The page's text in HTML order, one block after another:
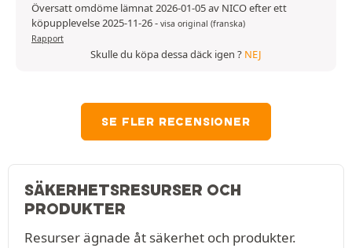
Översatt omdöme lämnat 2026-01-05 av NICO efter ett
köpupplevelse 2025-11-26- visa original (franska)
Rapport
Skulle du köpa dessa däck igen ? NEJ
SE FLER RECENSIONER
SÄKERHETSRESURSER OCH
PRODUKTER
Resurser ägnade åt säkerhet och produkter.